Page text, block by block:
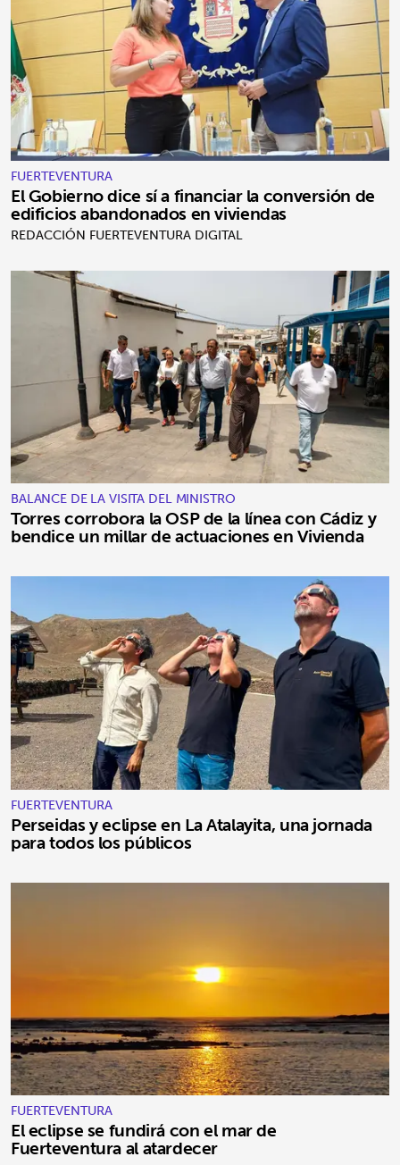
FUERTEVENTURA
El Gobierno dice sí a financiar la conversión de
edificios abandonados en viviendas
REDACCIÓN FUERTEVENTURA DIGITAL
BALANCE DE LA VISITA DEL MINISTRO
Torres corrobora la OSP de la línea con Cádiz y
bendice un millar de actuaciones en Vivienda
FUERTEVENTURA
Perseidas y eclipse en La Atalayita, una jornada
para todos los públicos
FUERTEVENTURA
El eclipse se fundirá con el mar de
Fuerteventura al atardecer